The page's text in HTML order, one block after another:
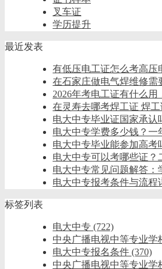
叉车证
学历提升
最近发表
有低压电工证怎么考高压
在石家庄做电气焊维修需
2026年考电工证有什么用
在灵寿去哪考焊工证 焊
电大中专毕业证国家承认
电大中专学费多少钱？一
电大中专毕业能参加高考
电大中专可以考哪些证
电大中专常见问题解答：
电大中专报考条件与流程
标签列表
电大中专 (722)
中央广播电视中等专业学
电大中专报名条件 (370)
中央广播电视中等专业学